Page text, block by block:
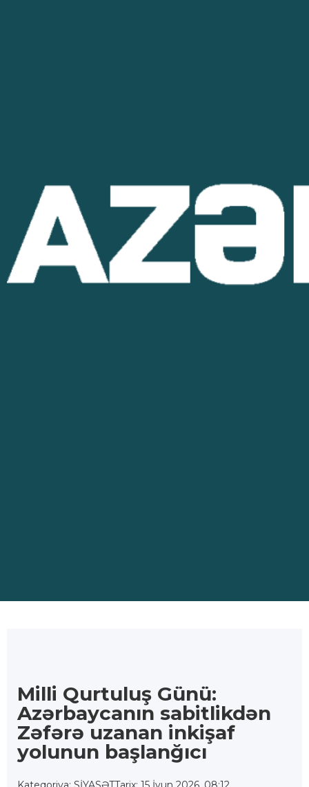
Milli Qurtuluş Günü:
Azərbaycanın sabitlikdən
Zəfərə uzanan inkişaf
yolunun başlanğıcı